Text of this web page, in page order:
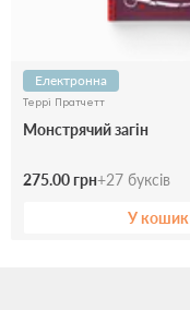
Електронна
Террі Пратчетт
Монстрячий загін
275.00 грн+27 буксів
У кошик